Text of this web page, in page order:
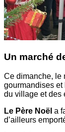
Un marché
Ce dimanche, le
gourmandises
du village et des
Le Père Noël a
d’ailleurs